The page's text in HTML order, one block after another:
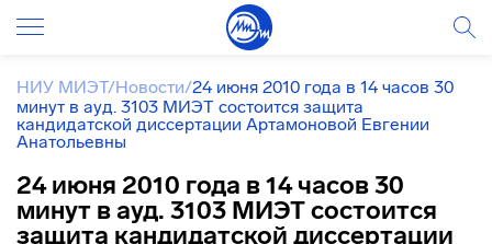
НИУ МИЭТ/Новости/24 июня 2010 года в 14 часов 30
минут в ауд. 3103 МИЭТ состоится защита
кандидатской диссертации Артамоновой Евгении
Анатольевны
24 июня 2010 года в 14 часов 30
минут в ауд. 3103 МИЭТ состоится
защита кандидатской диссертации